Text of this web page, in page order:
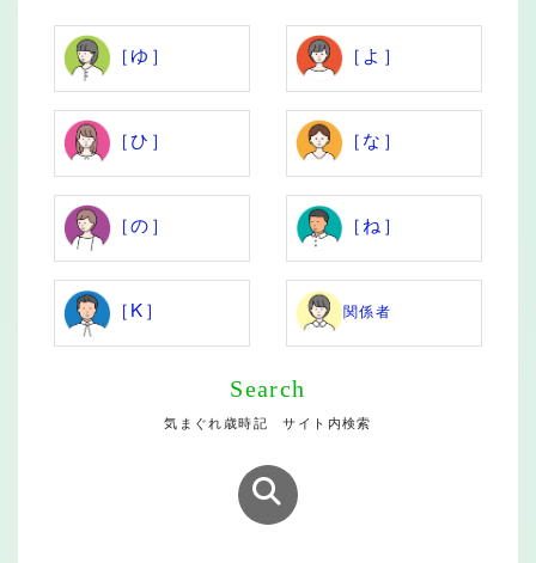
［ゆ］ ［よ］
［ひ］ ［な］
［の］ ［ね］
［K］ 関係者
Search
気まぐれ歳時記 サイト内検索